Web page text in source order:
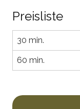
Preisliste
30 min.
60 min.